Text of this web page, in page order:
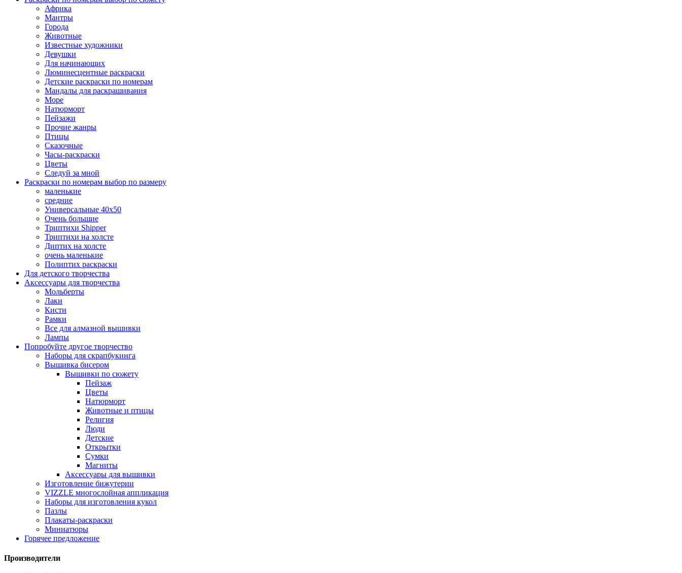
Африка
Мантры
Города
Животные
Известные художники
Девушки
Для начинающих
Люминесцентные раскраски
Детские раскраски по номерам
Мандалы для раскрашивания
Море
Натюрморт
Пейзажи
Прочие жанры
Птицы
Сказочные
Часы-раскраски
Цветы
Следуй за мной
Раскраски по номерам выбор по размеру
маленькие
средние
Универсальные 40х50
Очень большие
Триптихи Shipper
Триптихи на холсте
Диптих на холсте
очень маленькие
Полиптих раскраски
Для детского творчества
Аксессуары для творчества
Мольберты
Лаки
Кисти
Рамки
Все для алмазной вышивки
Лампы
Попробуйте другое творчество
Наборы для скрапбукинга
Вышивка бисером
Вышивки по сюжету
Пейзаж
Цветы
Натюрморт
Животные и птицы
Религия
Люди
Детские
Открытки
Сумки
Магниты
Аксессуары для вышивки
Изготовление бижутерии
VIZZLE многослойная аппликация
Наборы для изготовления кукол
Пазлы
Плакаты-раскраски
Миниатюры
Горячее предложение
Производители